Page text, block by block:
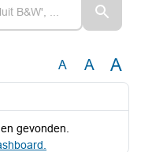
A A A
gevonden.